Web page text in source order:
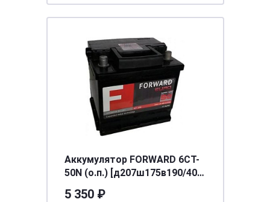
Аккумулятор FORWARD 6СТ-
50N (о.п.) [д207ш175в190/400]
5 350 ₽